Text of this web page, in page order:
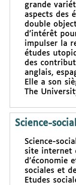
grande
aspects des
double
d’intérêt
impulser la
études
des
anglais,
Elle a son
The
Science-
Science-
site internet
d’économie
sociales et
Etudes